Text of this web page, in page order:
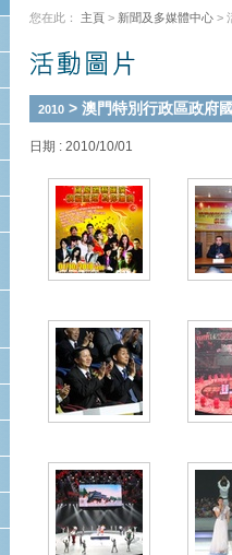
您在此： 主頁 > 新聞及多媒體中心 >
2010 > 澳門特別行政區政府
日期 : 2010/10/01